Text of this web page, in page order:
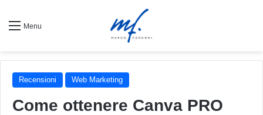
Menu
Recensioni Web Marketing
Come ottenere Canva PRO